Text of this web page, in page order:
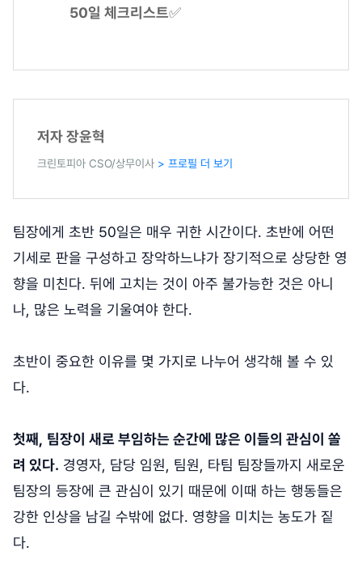
50일 체크리스트✅
저자 장윤혁
크린토피아 CSO/상무이사 > 프로필 더 보기
팀장에게 초반 50일은 매우 귀한 시간이다. 초반에 어떤
기세로 판을 구성하고 장악하느냐가 장기적으로 상당한 영
향을 미친다. 뒤에 고치는 것이 아주 불가능한 것은 아니
나, 많은 노력을 기울여야 한다.
초반이 중요한 이유를 몇 가지로 나누어 생각해 볼 수 있
다.
첫째, 팀장이 새로 부임하는 순간에 많은 이들의 관심이 쏠
려 있다. 경영자, 담당 임원, 팀원, 타팀 팀장들까지 새로운
팀장의 등장에 큰 관심이 있기 때문에 이때 하는 행동들은
강한 인상을 남길 수밖에 없다. 영향을 미치는 농도가 짙
다.